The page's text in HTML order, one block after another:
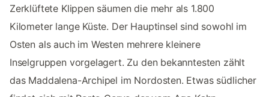
Zerklüftete Klippen säumen die mehr als 1.800
Kilometer lange Küste. Der Hauptinsel sind sowohl im
Osten als auch im Westen mehrere kleinere
Inselgruppen vorgelagert. Zu den bekanntesten zählt
das Maddalena-Archipel im Nordosten. Etwas südlicher